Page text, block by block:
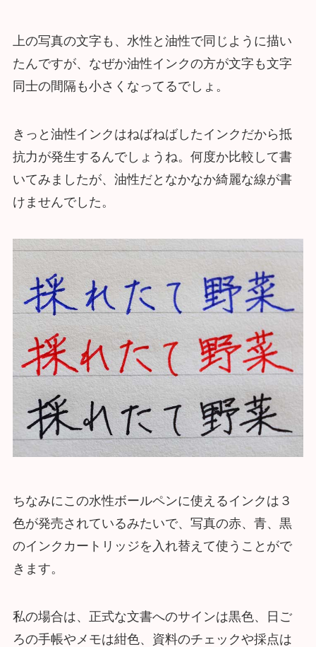
上の写真の文字も、水性と油性で同じように描い
たんですが、なぜか油性インクの方が文字も文字
同士の間隔も小さくなってるでしょ。
きっと油性インクはねばねばしたインクだから抵
抗力が発生するんでしょうね。何度か比較して書
いてみましたが、油性だとなかなか綺麗な線が書
けませんでした。
ちなみにこの水性ボールペンに使えるインクは３
色が発売されているみたいで、写真の赤、青、黒
のインクカートリッジを入れ替えて使うことがで
きます。
私の場合は、正式な文書へのサインは黒色、日ご
ろの手帳やメモは紺色、資料のチェックや採点は